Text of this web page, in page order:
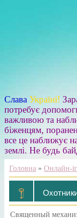
Слава Україні!
потребує
важливою та
біженцям,
все це наближує
землі. Не будь
Головна » Онлайн-
Священный